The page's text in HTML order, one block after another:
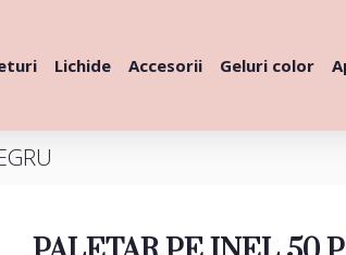
Lichide Accesorii Geluri color